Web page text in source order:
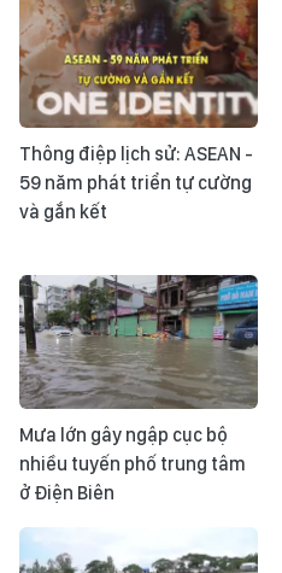
Thông điệp lịch sử: ASEAN -
59 năm phát triển tự cường
và gắn kết
Mưa lớn gây ngập cục bộ
nhiều tuyến phố trung tâm
ở Điện Biên